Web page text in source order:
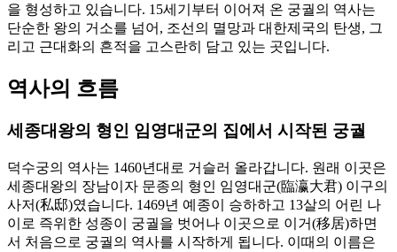
을 형성하고 있습니다. 15세기부터 이어져 온 궁궐의 역사는
단순한 왕의 거소를 넘어, 조선의 멸망과 대한제국의 탄생, 그
리고 근대화의 흔적을 고스란히 담고 있는 곳입니다.
역사의 흐름
세종대왕의 형인 임영대군의 집에서 시작된 궁궐
덕수궁의 역사는 1460년대로 거슬러 올라갑니다. 원래 이곳은
세종대왕의 장남이자 문종의 형인 임영대군(臨瀛大君) 이구의
사저(私邸)였습니다. 1469년 예종이 승하하고 13살의 어린 나
이로 즉위한 성종이 궁궐을 벗어나 이곳으로 이거(移居)하면
서 처음으로 궁궐의 역사를 시작하게 됩니다. 이때의 이름은